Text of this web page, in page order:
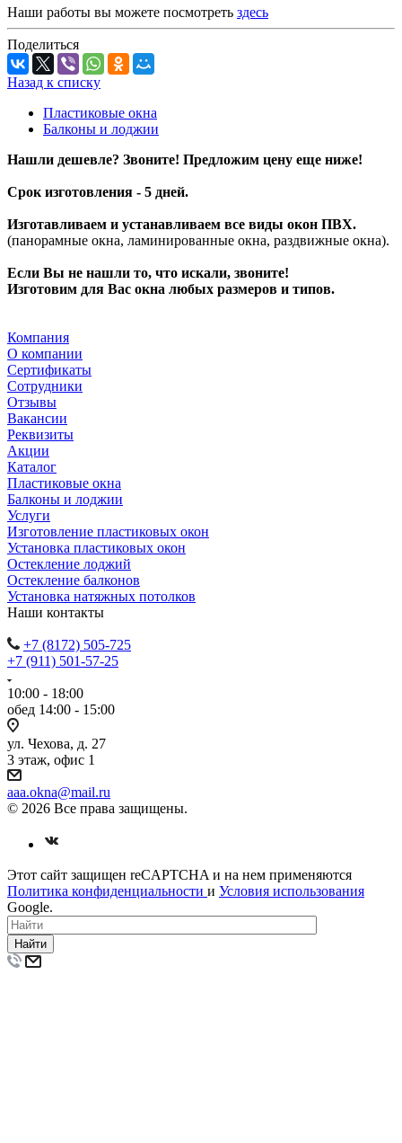
Наши работы вы можете посмотреть здесь
Поделиться
Назад к списку
Пластиковые окна
Балконы и лоджии
Нашли дешевле? Звоните! Предложим цену еще ниже!
Срок изготовления - 5 дней.
Изготавливаем и устанавливаем все виды окон ПВХ.
(панорамные окна, ламинированные окна, раздвижные окна).
Если Вы не нашли то, что искали, звоните!
Изготовим для Вас окна любых размеров и типов.
Компания
О компании
Сертификаты
Сотрудники
Отзывы
Вакансии
Реквизиты
Акции
Каталог
Пластиковые окна
Балконы и лоджии
Услуги
Изготовление пластиковых окон
Установка пластиковых окон
Остекление лоджий
Остекление балконов
Установка натяжных потолков
Наши контакты
+7 (8172) 505-725
+7 (911) 501-57-25
10:00 - 18:00
обед 14:00 - 15:00
ул. Чехова, д. 27
3 этаж, офис 1
aaa.okna@mail.ru
© 2026 Все права защищены.
Этот сайт защищен reCAPTCHA и на нем применяются
Политика конфиденциальности и Условия использования
Google.
Найти